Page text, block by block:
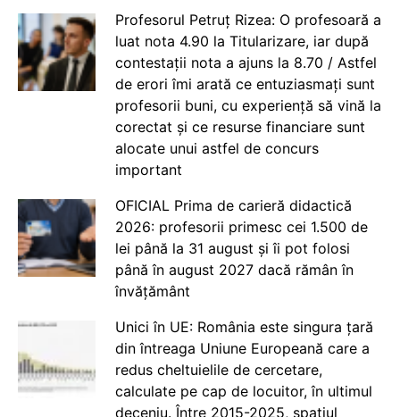
Profesorul Petruț Rizea: O profesoară a
luat nota 4.90 la Titularizare, iar după
contestații nota a ajuns la 8.70 / Astfel
de erori îmi arată ce entuziasmați sunt
profesorii buni, cu experiență să vină la
corectat și ce resurse financiare sunt
alocate unui astfel de concurs
important
OFICIAL Prima de carieră didactică
2026: profesorii primesc cei 1.500 de
lei până la 31 august și îi pot folosi
până în august 2027 dacă rămân în
învățământ
Unici în UE: România este singura țară
din întreaga Uniune Europeană care a
redus cheltuielile de cercetare,
calculate pe cap de locuitor, în ultimul
deceniu. Între 2015-2025, spațiul